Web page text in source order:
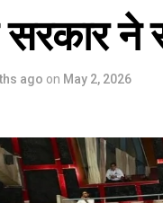
ने
ago on May 2, 2026